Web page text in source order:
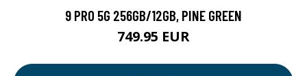
9 PRO 5G 256GB/12GB, PINE GREEN
749.95 EUR